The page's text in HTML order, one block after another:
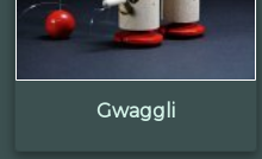
Gwaggli